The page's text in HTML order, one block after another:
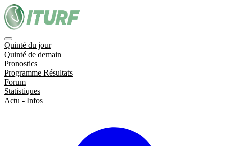
Quinté du jour
Quinté de demain
Pronostics
Programme Résultats
Forum
Statistiques
Actu - Infos